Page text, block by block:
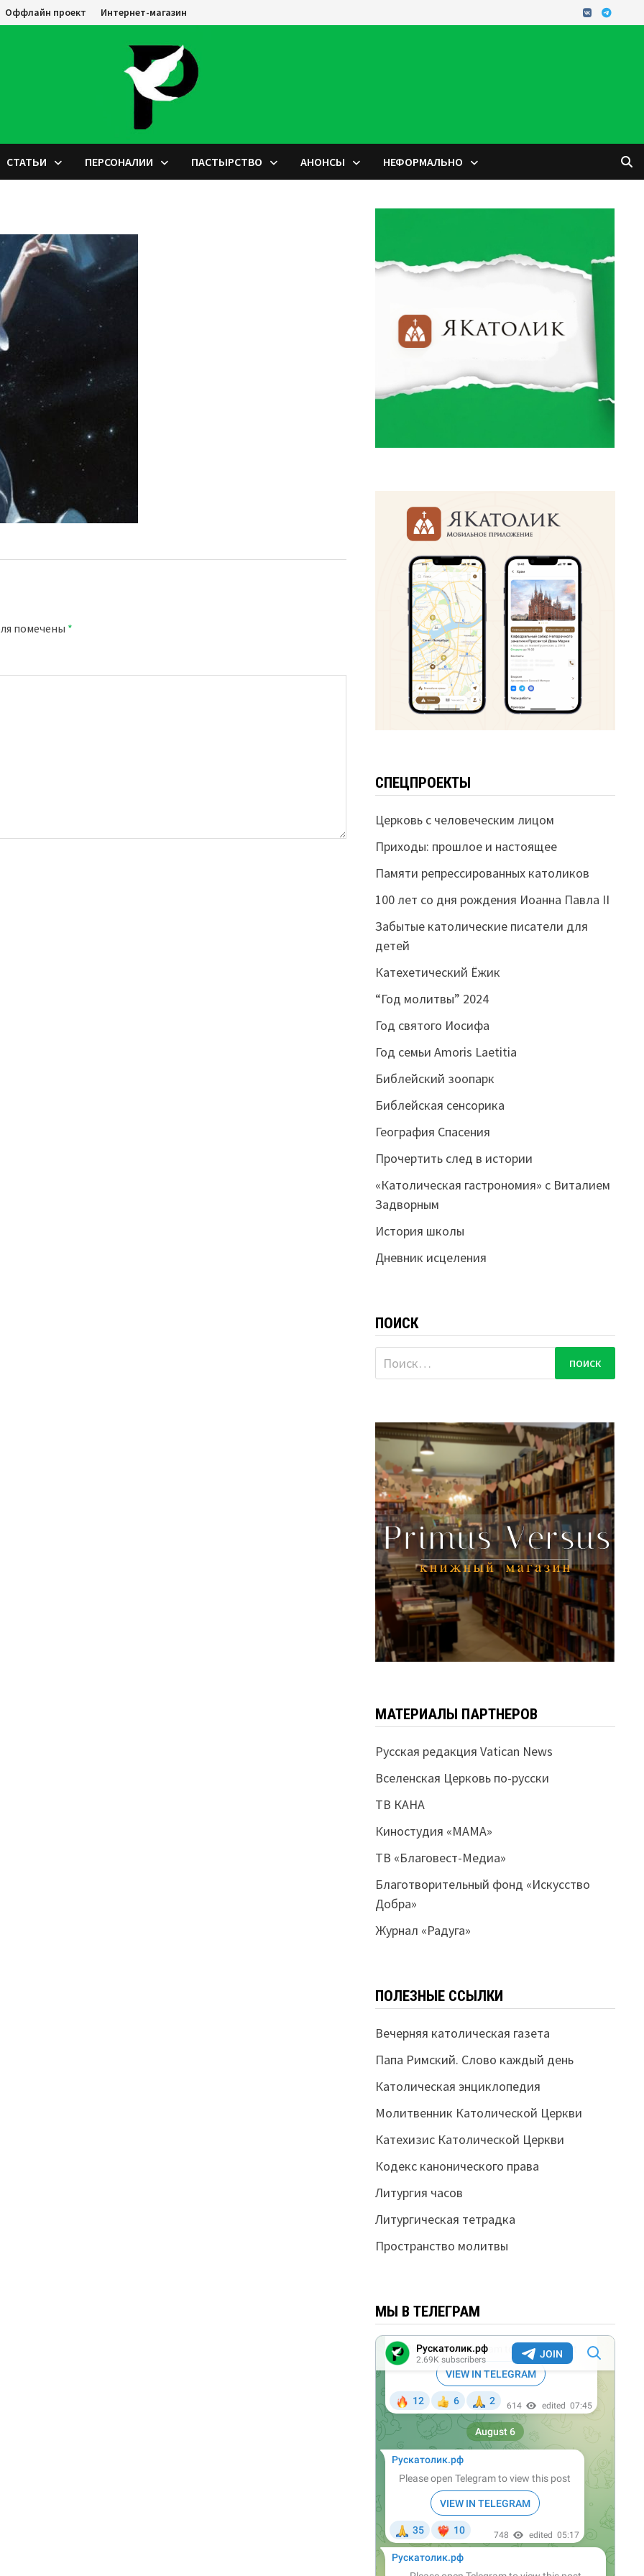
Оффлайн проект Интернет-магазин
СТАТЬИ ПЕРСОНАЛИИ ПАСТЫРСТВО АНОНСЫ НЕФОРМАЛЬНО
помечены *
СПЕЦПРОЕКТЫ
Церковь с человеческим лицом
Приходы: прошлое и настоящее
Памяти репрессированных католиков
100 лет со дня рождения Иоанна Павла II
Забытые католические писатели для
детей
Катехетический Ёжик
“Год молитвы” 2024
Год святого Иосифа
Год семьи Amoris Laetitia
Библейский зоопарк
Библейская сенсорика
География Спасения
Прочертить след в истории
«Католическая гастрономия» с Виталием
Задворным
История школы
Дневник исцеления
ПОИСК
Найти:
МАТЕРИАЛЫ ПАРТНЕРОВ
Русская редакция Vatican News
Вселенская Церковь по-русски
ТВ КАНА
Киностудия «МАМА»
ТВ «Благовест-Медиа»
Благотворительный фонд «Искусство
Добра»
Журнал «Радуга»
ПОЛЕЗНЫЕ ССЫЛКИ
Вечерняя католическая газета
Папа Римский. Слово каждый день
Католическая энциклопедия
Молитвенник Католической Церкви
Катехизис Католической Церкви
Кодекс канонического права
Литургия часов
Литургическая тетрадка
Пространство молитвы
МЫ В ТЕЛЕГРАМ